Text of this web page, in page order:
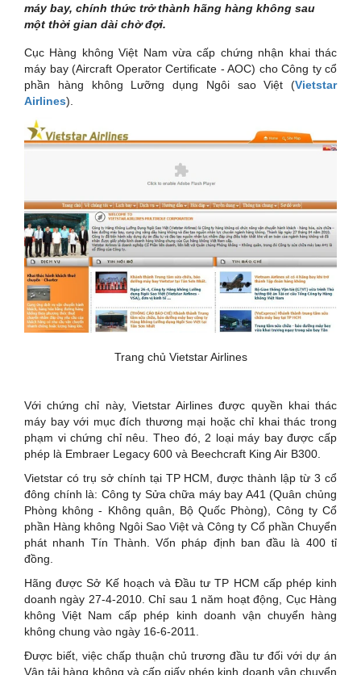
máy bay, chính thức trở thành hãng hàng không sau
một thời gian dài chờ đợi.
Cục Hàng không Việt Nam vừa cấp chứng nhận khai thác
máy bay (Aircraft Operator Certificate - AOC) cho Công ty cổ
phần hàng không Lưỡng dụng Ngôi sao Việt (Vietstar
Airlines).
Trang chủ Vietstar Airlines
Với chứng chỉ này, Vietstar Airlines được quyền khai thác
máy bay với mục đích thương mại hoặc chỉ khai thác trong
phạm vi chứng chỉ nêu. Theo đó, 2 loại máy bay được cấp
phép là Embraer Legacy 600 và Beechcraft King Air B300.
Vietstar có trụ sở chính tại TP HCM, được thành lập từ 3 cổ
đông chính là: Công ty Sửa chữa máy bay A41 (Quân chủng
Phòng không - Không quân, Bộ Quốc Phòng), Công ty Cổ
phần Hàng không Ngôi Sao Việt và Công ty Cổ phần Chuyển
phát nhanh Tín Thành. Vốn pháp định ban đầu là 400 tỉ
đồng.
Hãng được Sở Kế hoạch và Đầu tư TP HCM cấp phép kinh
doanh ngày 27-4-2010. Chỉ sau 1 năm hoạt động, Cục Hàng
không Việt Nam cấp phép kinh doanh vận chuyển hàng
không chung vào ngày 16-6-2011.
Được biết, việc chấp thuận chủ trương đầu tư đối với dự án
Vận tải hàng không và cấp giấy phép kinh doanh vận chuyển